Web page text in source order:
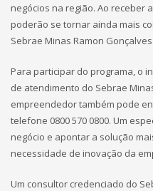
negócios na região. Ao receber
poderão se tornar ainda mais
Sebrae Minas Ramon Gonçalves.
Para participar do programa, o
de atendimento do Sebrae
empreendedor também pode
telefone 0800 570 0800. Um
negócio e apontar a solução
necessidade de inovação da
Um consultor credenciado do